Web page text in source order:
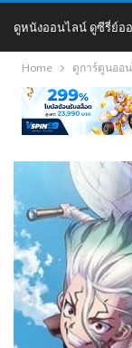
ดูหนังออนไลน์ ดูซีรี่ย์อ
DoDoNung
Home ดูการ์ตูนออ